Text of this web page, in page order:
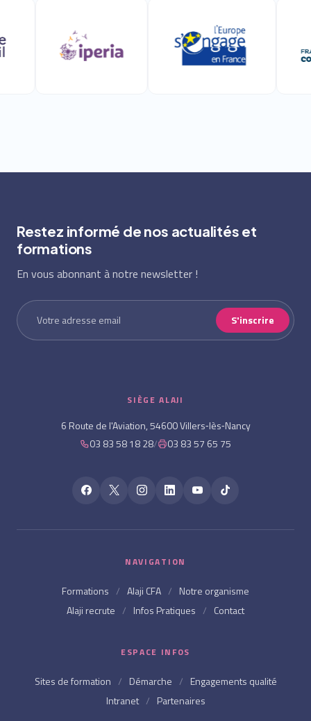
Restez informé de nos actualités et
formations
En vous abonnant à notre newsletter !
S'inscrire
SIÈGE ALAJI
6 Route de l'Aviation, 54600 Villers‑lès‑Nancy
03 83 58 18 28/ 03 83 57 65 75
NAVIGATION
Formations / Alaji CFA / Notre organisme
Alaji recrute / Infos Pratiques / Contact
ESPACE INFOS
Sites de formation / Démarche / Engagements qualité
Intranet / Partenaires